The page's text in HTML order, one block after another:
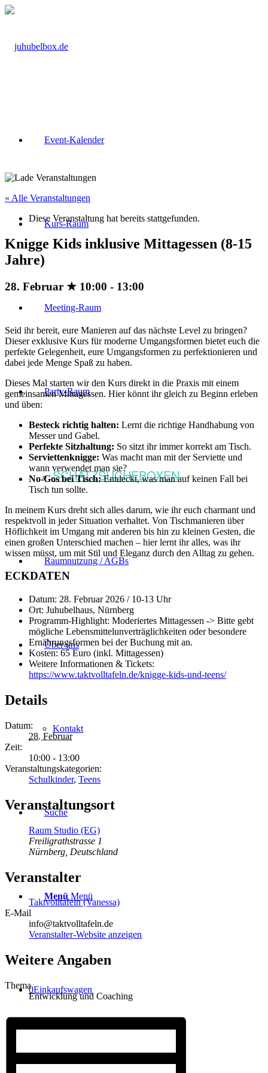
Event-Kalender
Kurs-Raum
Meeting-Raum
Party-Raum
SCHATZSUCHEBOXEN
Raumnutzung / AGBs
Über uns
Kontakt
Suche
Menü Menü
0Einkaufswagen
« Alle Veranstaltungen
Diese Veranstaltung hat bereits stattgefunden.
Knigge Kids inklusive Mittagessen (8-15
Jahre)
28. Februar ★ 10:00 - 13:00
Seid ihr bereit, eure Manieren auf das nächste Level zu bringen?
Dieser exklusive Kurs für moderne Umgangsformen bietet euch die
perfekte Gelegenheit, eure Umgangsformen zu perfektionieren und
dabei jede Menge Spaß zu haben.
Dieses Mal starten wir den Kurs direkt in die Praxis mit einem
gemeinsamen Mittagessen. Hier könnt ihr gleich zu Beginn erleben
und üben:
Besteck richtig halten: Lernt die richtige Handhabung von
Messer und Gabel.
Perfekte Sitzhaltung: So sitzt ihr immer korrekt am Tisch.
Serviettenknigge: Was macht man mit der Serviette und
wann verwendet man sie?
No-Gos bei Tisch:Entdeckt, was man auf keinen Fall bei
Tisch tun sollte.
In meinem Kurs dreht sich alles darum, wie ihr euch charmant und
respektvoll in jeder Situation verhaltet. Von Tischmanieren über
Höflichkeit im Umgang mit anderen bis hin zu kleinen Gesten, die
einen großen Unterschied machen – hier lernt ihr alles, was ihr
wissen müsst, um mit Stil und Eleganz durch den Alltag zu gehen.
ECKDATEN
Datum: 28. Februar 2026 / 10-13 Uhr
Ort: Juhubelhaus, Nürnberg
Programm-Highlight: Moderiertes Mittagessen -> Bitte gebt
mögliche Lebensmittelunverträglichkeiten oder besondere
Ernährungsformen bei der Buchung mit an.
Kosten: 65 Euro (inkl. Mittagessen)
Weitere Informationen & Tickets:
https://www.taktvolltafeln.de/knigge-kids-und-teens/
Details
Datum:
28. Februar
Zeit:
10:00 - 13:00
Veranstaltungskategorien:
Schulkinder, Teens
Veranstaltungsort
Raum Studio (EG)
Freiligrathstrasse 1
Nürnberg Deutschland
Veranstalter
Taktvolltafeln (Vanessa)
E-Mail
info@taktvolltafeln.de
Veranstalter-Website anzeigen
Weitere Angaben
Thema
Entwicklung und Coaching